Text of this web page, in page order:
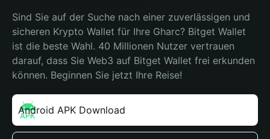
Sind Sie auf der Suche nach einer zuverlässigen und
sicheren Krypto Wallet für Ihre Gharc? Bitget Wallet
ist die beste Wahl. 40 Millionen Nutzer vertrauen
darauf, dass Sie Web3 auf Bitget Wallet frei erkunden
können. Beginnen Sie jetzt Ihre Reise!
Android APK Download